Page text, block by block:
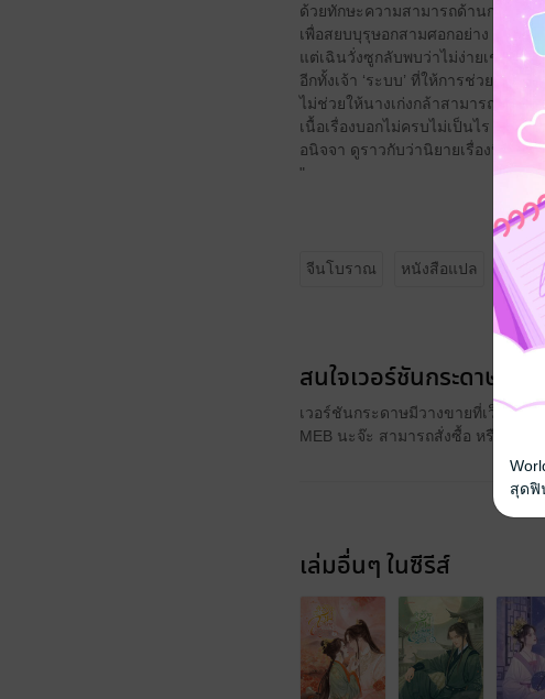
ด้วยทักษะความสามารถด้านการแส
เพื่อสยบบุรุษอกสามศอกอย่าง ‘เหยีย
แต่เฉินวั่งซูกลับพบว่าไม่ง่ายเช่นนั้น
อีกทั้งเจ้า ‘ระบบ’ ที่ให้การช่วยเหลือนี่
ไม่ช่วยให้นางเก่งกล้าสามารถดุจเท
เนื้อเรื่องบอกไม่ครบไม่เป็นไร ยังเกื
อนิจจา ดูราวกับว่านิยายเรื่องนี้จะซั
"
จีนโบราณ หนังสือแปล นิยา
สนใจเวอร์ชันกระดาษ เ
เวอร์ชันกระดาษมีวางขายที่เว็บไซ
MEB นะจ๊ะ สามารถสั่งซื้อ หรือติดต่
เล่มอื่นๆ ในซีรีส์
สุดฟิ